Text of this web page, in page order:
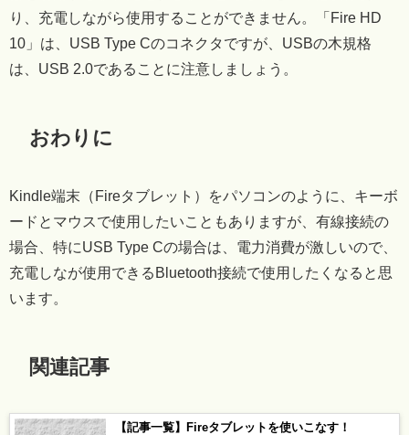
り、充電しながら使用することができません。「Fire HD
10」は、USB Type Cのコネクタですが、USBの木規格
は、USB 2.0であることに注意しましょう。
おわりに
Kindle端末（Fireタブレット）をパソコンのように、キーボ
ードとマウスで使用したいこともありますが、有線接続の
場合、特にUSB Type Cの場合は、電力消費が激しいので、
充電しなが使用できるBluetooth接続で使用したくなると思
います。
関連記事
【記事一覧】Fireタブレットを使いこなす！